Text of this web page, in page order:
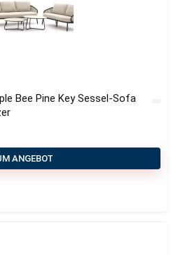
Bee Pine Key Sessel-Sofa
ANGEBOT